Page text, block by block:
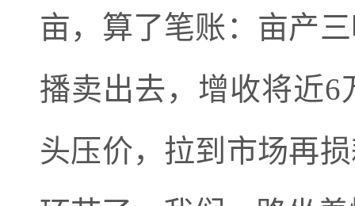
亩，算了笔账：亩产
播卖出去，增收将近
头压价，拉到市场再